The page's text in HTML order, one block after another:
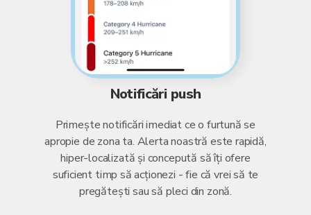
Notificări push
Primește notificări imediat ce o furtună se
apropie de zona ta. Alerta noastră este rapidă,
hiper-localizată și concepută să îți ofere
suficient timp să acționezi - fie că vrei să te
pregătești sau să pleci din zonă.